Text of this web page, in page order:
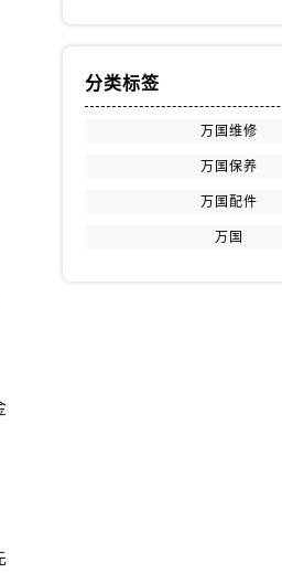
分类标签
万国维修
万国保养
万国配件
万国